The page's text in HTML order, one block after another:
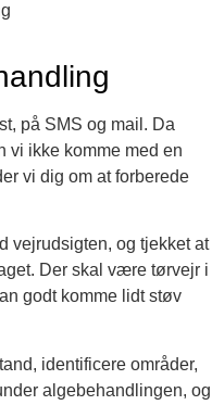
på SMS og mail. Da
vi ikke komme med en
vi dig om at forberede
vejrudsigten, og tjekket at
Der skal være tørvejr i
godt komme lidt støv
identificere områder,
algebehandlingen, og